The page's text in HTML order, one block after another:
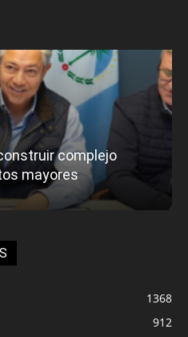
complejo
mayores
1368
912